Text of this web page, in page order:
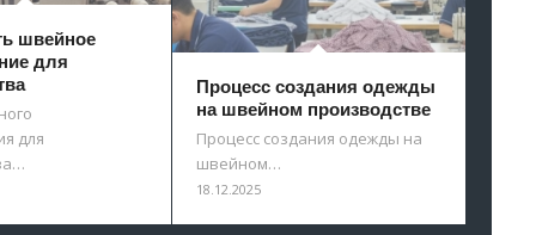
швейное
для
для
Процесс создания одежды
на швейном производстве
Процесс создания одежды на
швейном…
18.12.2025